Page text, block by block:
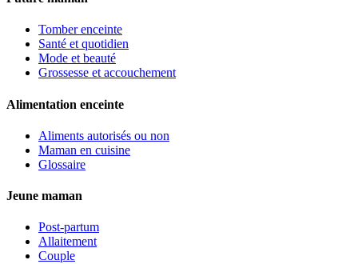
Tomber enceinte
Santé et quotidien
Mode et beauté
Grossesse et accouchement
Alimentation enceinte
Aliments autorisés ou non
Maman en cuisine
Glossaire
Jeune maman
Post-partum
Allaitement
Couple